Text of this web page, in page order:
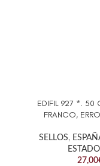
AÑADIR AL CARRITO
EDIFIL 927 *. 50
FRANCO,
SELLOS,
27,00